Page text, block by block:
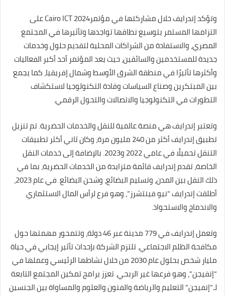
وتؤكد إندرايف خلال مشاركتها في مؤتمرCairo ICT 2024 على
التزامها المستمر بتوسيع نطاقها تواجدها وتأثيرها في المجتمع
المصري، والاستفادة من الشراكات المحلية لتقديم حلول وخدمات
جديدة للمستخدمين والسائقين، حيث يعد المؤتمر أحد أكبر الفعاليات
وأكثرها تأثيرًا في منطقة الشرق الأوسط وشمال إفريقيا، كما يجمع
بين المبتكرين وصناع السياسات وقادة التكنولوجيا لاستكشاف
التطورات في التكنولوجيا والاتصالات والتحول الرقمي.
وتعتبر إندرايف هي منصة عالمية للنقل والخدمات الحضرية. تم تنزيل
تطبيق إندرايف أكثر من 240 مليون مرة، وكان ثاني أكثر تطبيقات
التنقل تحميلًا في عامي 2022 و2023. بالإضافة إلى خدمات النقل
الخاصة، تقدم إندرايف قائمة متزايدة من الخدمات الحضرية، بما في
ذلك النقل بين المدن، وتسليم البضائع، وشحن البضائع. في عام 2023،
أطلقت إندرايف “نيو فينتشرز”، وهو فرع لرأس المال الاستثماري
والاندماج والاستحواذ.
وتعمل إندرايف في 779 مدينة عبر 46 دولة، وتتمحور مهمتها حول
مكافحة الظلم الاجتماعي. تلتزم الشركة بإحداث تأثير إيجابي في حياة
مليار شخص بحلول عام 2030 من خلال نشاطها الرئيسي وعملها في
“إنفيجن”، وهو فرعها غير الربحي. تعزز برامج تمكين المجتمع التابعة
لـ”إنفيجن” التعليم والرياضة والفنون والعلوم والمساواة بين الجنسين